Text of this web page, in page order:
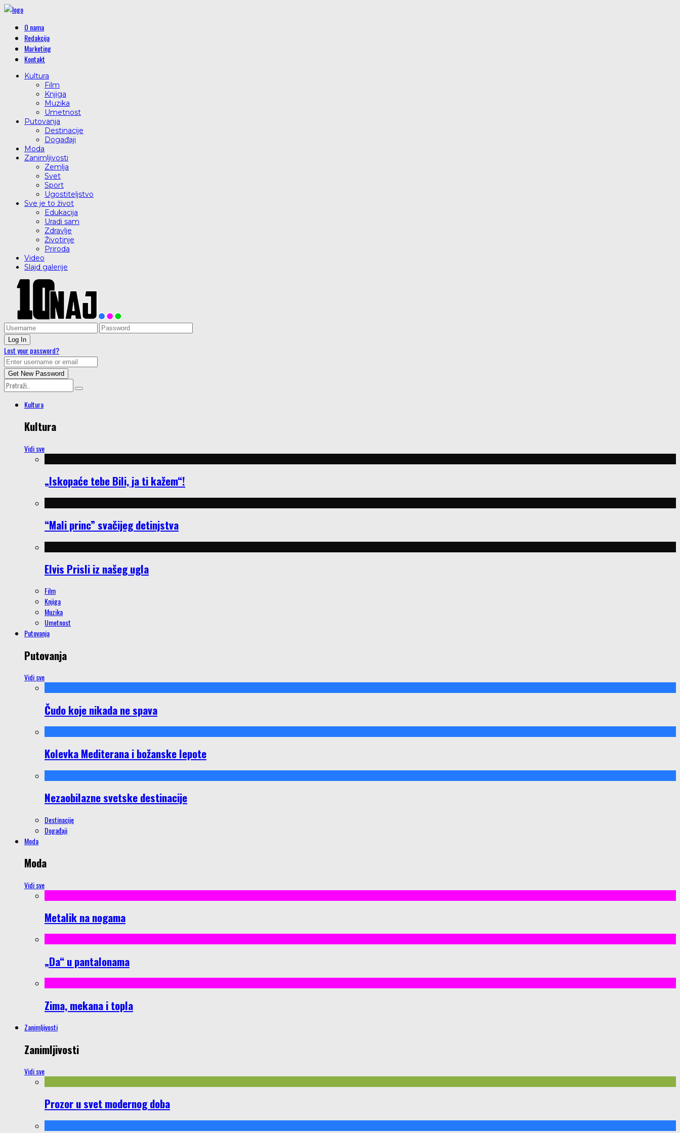
O nama
Redakcija
Marketing
Kontakt
Kultura
Film
Knjiga
Muzika
Umetnost
Putovanja
Destinacije
Događaji
Moda
Zanimljivosti
Zemlja
Svet
Sport
Ugostiteljstvo
Sve je to život
Edukacija
Uradi sam
Zdravlje
Životinje
Priroda
Video
Slajd galerije
Lost your password?
Kultura
Kultura
Vidi sve
„Iskopaće tebe Bili, ja ti kažem“!
“Mali princ” svačijeg detinjstva
Elvis Prisli iz našeg ugla
Film
Knjiga
Muzika
Umetnost
Putovanja
Putovanja
Vidi sve
Čudo koje nikada ne spava
Kolevka Mediterana i božanske lepote
Nezaobilazne svetske destinacije
Destinacije
Događaji
Moda
Moda
Vidi sve
Metalik na nogama
„Da“ u pantalonama
Zima, mekana i topla
Zanimljivosti
Zanimljivosti
Vidi sve
Prozor u svet modernog doba